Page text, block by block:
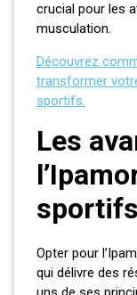
crucial pour les
musculation.
Découvrez
transformer
sportifs.
Les
sportifs
Opter pour
qui délivre des